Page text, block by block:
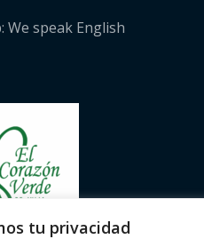
tu privacidad
We speak English